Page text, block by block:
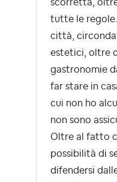
scorretta,
tutte le
città,
estetici, oltre
gastronomie
far stare in
cui non ho
non sono
Oltre al fatto
possibilità di
difendersi